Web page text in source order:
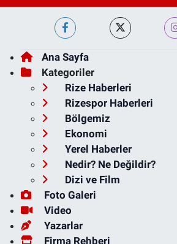
Ana Sayfa
Kategoriler
Rize Haberleri
Rizespor Haberleri
Bölgemiz
Ekonomi
Yerel Haberler
Nedir? Ne Değildir?
Dizi ve Film
Foto Galeri
Video
Yazarlar
Firma Rehberi